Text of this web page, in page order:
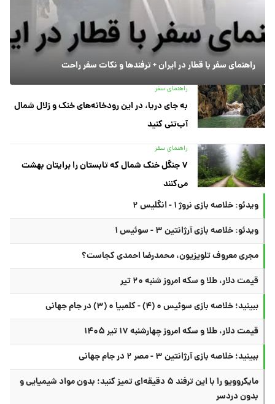
راهنمای سفر با قطار در ایران + ترفندها و نکات سفر راحت
راهنمای سفر
به جای دریا، در این رودخانه‌های خنک و زلال شمال
آب‌تنی کنید
راهنمای سفر
۷ جنگل خنک شمال که تابستان را برایتان بهشت
می‌کنند
ویدئو: خلاصه بازی نروژ ۱ - انگلیس ۲
ویدئو: خلاصه بازی آرژانتین ۳ - سوئیس ۱
مجری معروف تلویزیون، محمدرضا احمدی کجاست؟
قیمت دلار، طلا و سکه امروز شنبه ۲۰ تیر
ببینید؛ خلاصه بازی سوئیس ۰ (۴) - کلمبیا ۰ (۳) در جام جهانی
قیمت دلار، طلا و سکه امروز چهارشنبه ۱۷ تیر ۱۴۰۵
ببینید؛ خلاصه بازی آرژانتین ۳ - مصر ۲ در جام جهانی
مایکروویو را با این ترفند ۵ دقیقه‌ای تمیز کنید؛ بدون مواد شیمیایی و
بدون دردسر